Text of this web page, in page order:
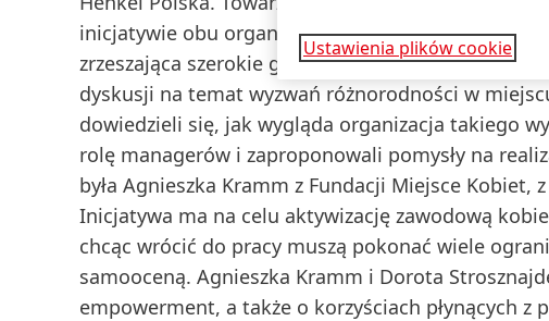
inicjatywie obu organizacji – Kongresie
zrzeszająca szerokie grono specjalistów,
dyskusji na temat wyzwań różnorodności w
dowiedzieli się, jak wygląda organizacja takiego
rolę managerów i zaproponowali pomysły na
była Agnieszka Kramm z Fundacji Miejsce
Inicjatywa ma na celu aktywizację zawodową
chcąc wrócić do pracy muszą pokonać wiele
samooceną. Agnieszka Kramm i Dorota
empowerment, a także o korzyściach płynących
Ustawienia plików cookie